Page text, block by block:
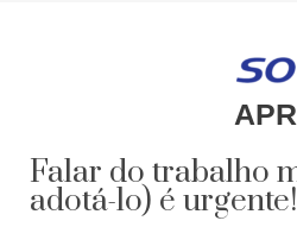
Falar do trabalho
adotá-lo) é urgente!